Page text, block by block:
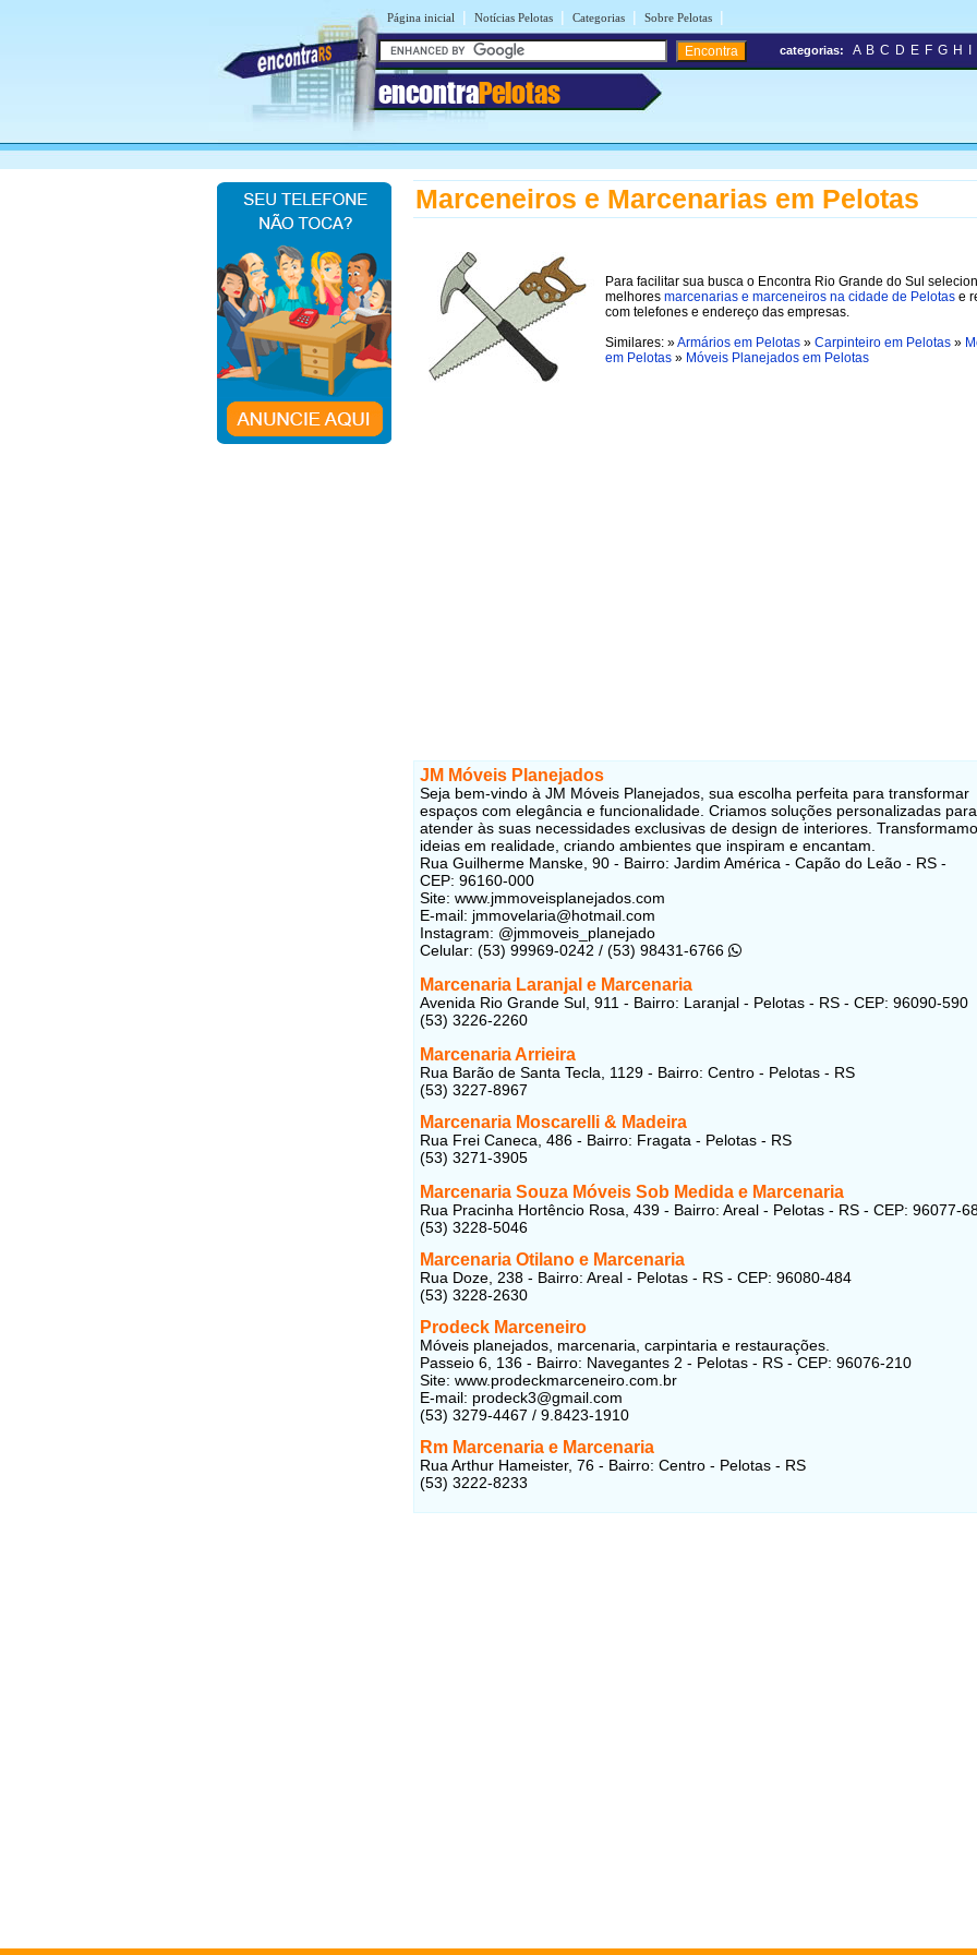
Página inicial | Notícias Pelotas | Categorias | Sobre Pelotas |
encontraPelotas
categorias: A B C D E F G H
Marceneiros e Marcenarias em Pelotas
Para facilitar sua busca o Encontra Rio Grande do Sul
melhores marcenarias e marceneiros na cidade de Pelotas e
com telefones e endereço das empresas.
Similares: »Armários em Pelotas » Carpinteiro em Pelotas »
em Pelotas » Móveis Planejados em Pelotas
JM Móveis Planejados
Seja bem-vindo à JM Móveis Planejados, sua escolha perfeita para transformar
espaços com elegância e funcionalidade. Criamos soluções personalizadas para
atender às suas necessidades exclusivas de design de interiores.
ideias em realidade, criando ambientes que inspiram e encantam.
Rua Guilherme Manske, 90 - Bairro: Jardim América - Capão do Leão - RS -
CEP: 96160-000
Site: www.jmmoveisplanejados.com
E-mail: jmmovelaria@hotmail.com
Instagram: @jmmoveis_planejado
Celular: (53) 99969-0242 / (53) 98431-6766
Marcenaria Laranjal e Marcenaria
Avenida Rio Grande Sul, 911 - Bairro: Laranjal - Pelotas - RS - CEP: 96090-590
(53) 3226-2260
Marcenaria Arrieira
Rua Barão de Santa Tecla, 1129 - Bairro: Centro - Pelotas - RS
(53) 3227-8967
Marcenaria Moscarelli & Madeira
Rua Frei Caneca, 486 - Bairro: Fragata - Pelotas - RS
(53) 3271-3905
Marcenaria Souza Móveis Sob Medida e Marcenaria
Rua Pracinha Hortêncio Rosa, 439 - Bairro: Areal - Pelotas - RS - CEP: 96077-
(53) 3228-5046
Marcenaria Otilano e Marcenaria
Rua Doze, 238 - Bairro: Areal - Pelotas - RS - CEP: 96080-484
(53) 3228-2630
Prodeck Marceneiro
Móveis planejados, marcenaria, carpintaria e restaurações.
Passeio 6, 136 - Bairro: Navegantes 2 - Pelotas - RS - CEP: 96076-210
Site: www.prodeckmarceneiro.com.br
E-mail: prodeck3@gmail.com
(53) 3279-4467 / 9.8423-1910
Rm Marcenaria e Marcenaria
Rua Arthur Hameister, 76 - Bairro: Centro - Pelotas - RS
(53) 3222-8233